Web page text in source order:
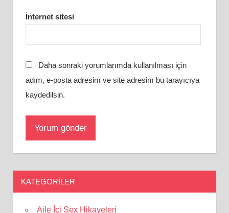
İnternet sitesi
Daha sonraki yorumlarımda kullanılması için
adım, e-posta adresim ve site adresim bu tarayıcıya
kaydedilsin.
KATEGORILER
Aile İçi Sex Hikayeleri